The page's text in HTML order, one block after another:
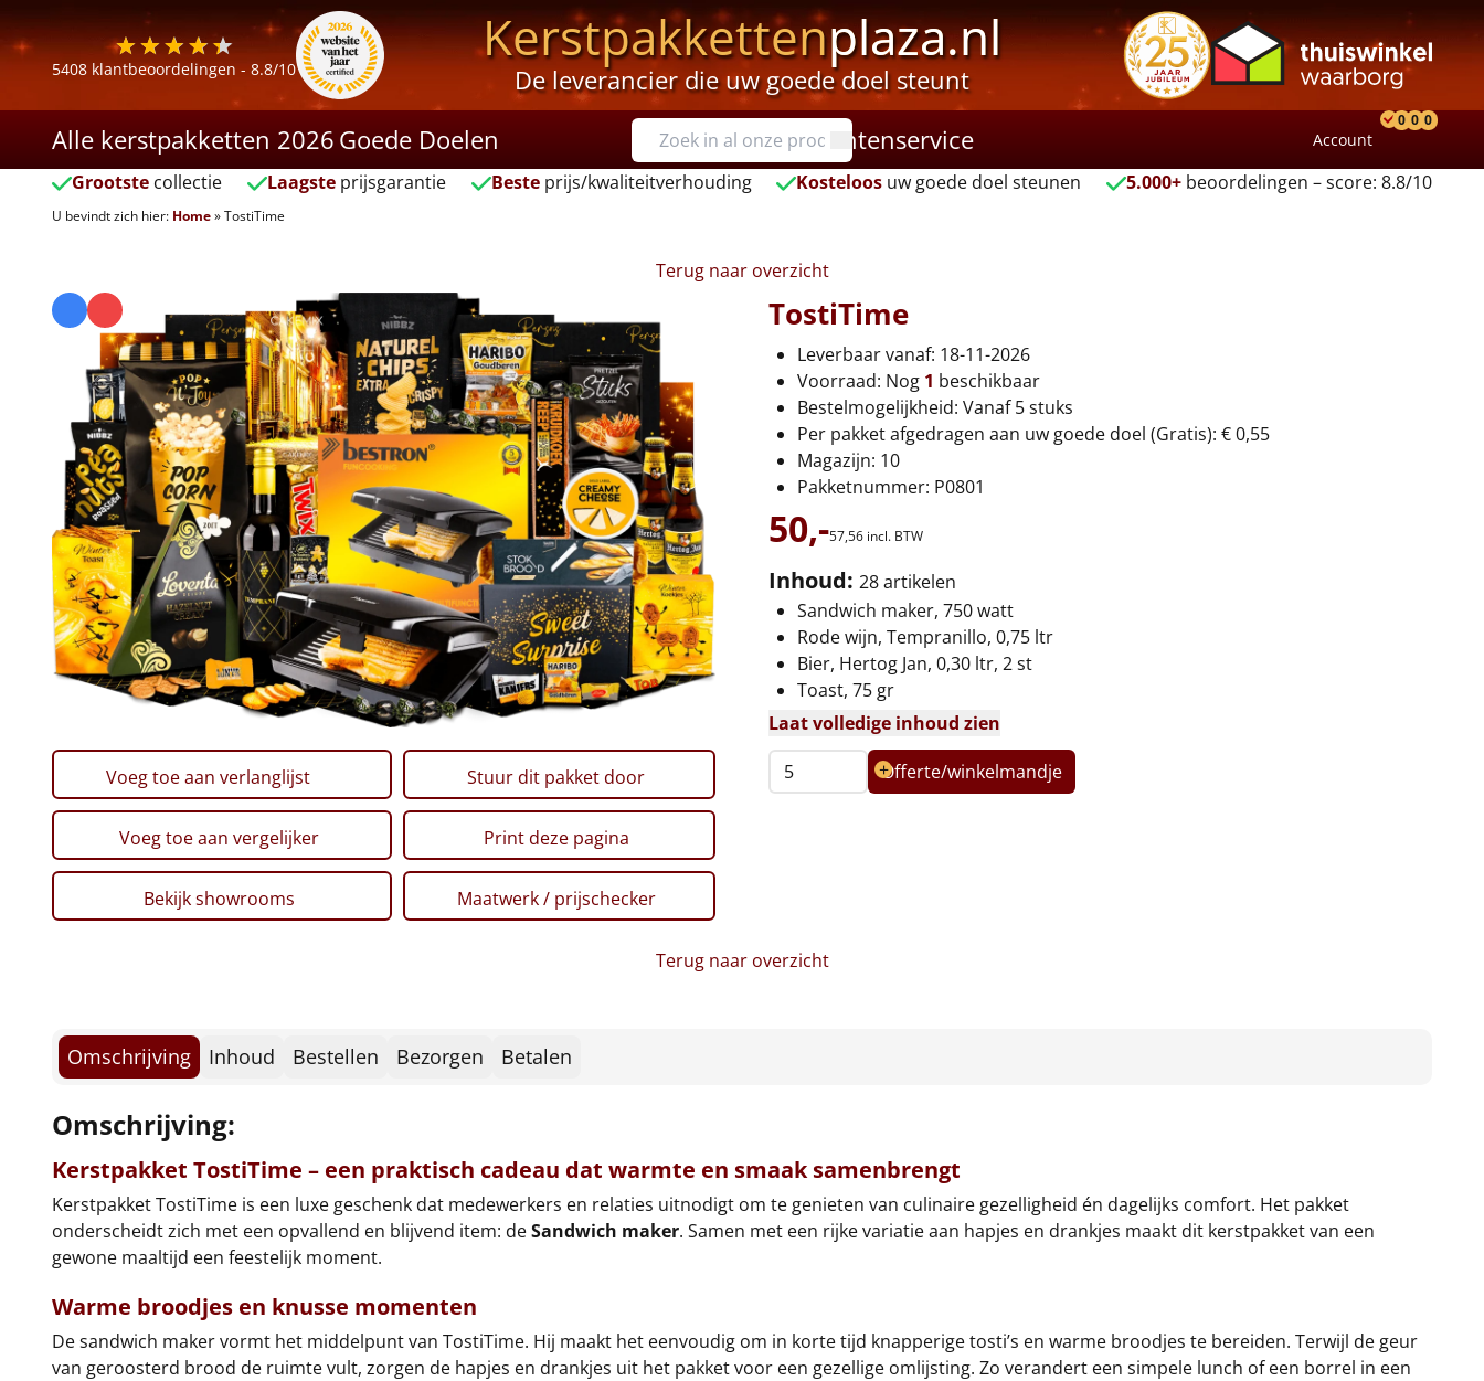
5408 klantbeoordelingen - 8.8/10 Kerstpakkettenplaza.nl
De leverancier die uw goede doel steunt
Alle kerstpakketten 2026 Goede Doelen Klantenservice Account
0 0 0
Grootste collectie Laagsteprijsgarantie Besteprijs/kwaliteitverhouding Kosteloos uw goede doel steunen 5.000+ beoordelingen – score: 8.8/10
U bevindt zich hier: Home»TostiTime
Terug naar overzicht
TostiTime
Leverbaar vanaf: 18-11-2026
Voorraad: Nog 1 beschikbaar
Bestelmogelijkheid: Vanaf 5 stuks
Per pakket afgedragen aan uw goede doel (Gratis): € 0,55
Magazijn: 10
Pakketnummer: P0801
50,-57,56 incl. BTW
Inhoud: 28 artikelen
Sandwich maker, 750 watt
Rode wijn, Tempranillo, 0,75 ltr
Bier, Hertog Jan, 0,30 ltr, 2 st
Toast, 75 gr
Laat volledige inhoud zien
Voeg toe aan verlanglijst Stuur dit pakket door
Voeg toe aan vergelijker Print deze pagina
Bekijk showrooms Maatwerk / prijschecker
Offerte/winkelmandje
Terug naar overzicht
Omschrijving Inhoud Bestellen Bezorgen Betalen
Omschrijving:
Kerstpakket TostiTime – een praktisch cadeau dat warmte en smaak samenbrengt
Kerstpakket TostiTime is een luxe geschenk dat medewerkers en relaties uitnodigt om te genieten van culinaire gezelligheid én dagelijks comfort. Het pakket
onderscheidt zich met een opvallend en blijvend item: deSandwich maker. Samen met een rijke variatie aan hapjes en drankjes maakt dit kerstpakket van een
gewone maaltijd een feestelijk moment.
Warme broodjes en knusse momenten
De sandwich maker vormt het middelpunt van TostiTime. Hij maakt het eenvoudig om in korte tijd knapperige tosti’s en warme broodjes te bereiden. Terwijl de geur
van geroosterd brood de ruimte vult, zorgen de hapjes en drankjes uit het pakket voor een gezellige omlijsting. Zo verandert een simpele lunch of een borrel in een